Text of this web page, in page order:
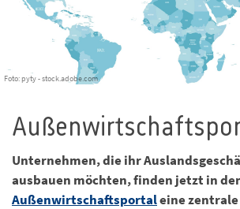
Foto: pyty - stock.adobe.com
Unternehmen, die ihr
ausbauen möchten, finden jetzt in
Außenwirtschaftsportaleine